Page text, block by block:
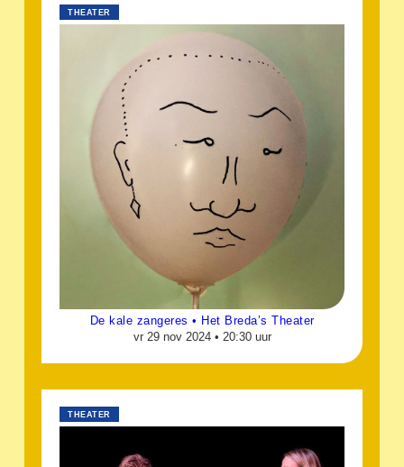
THEATER
De kale zangeres • Het Breda’s Theater
vr 29 nov 2024 • 20:30 uur
THEATER